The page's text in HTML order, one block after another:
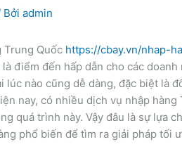
Bởi admin
Quốc https://cbay.vn/nhap-
điểm đến hấp dẫn cho các
lúc nào cũng dễ dàng, đặc biệt là
nay, có nhiều dịch vụ nhập
quá trình này. Vậy đâu là sự lựa
phổ biến để tìm ra giải pháp tối